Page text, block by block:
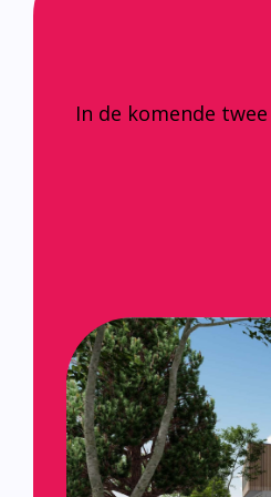
In de komende